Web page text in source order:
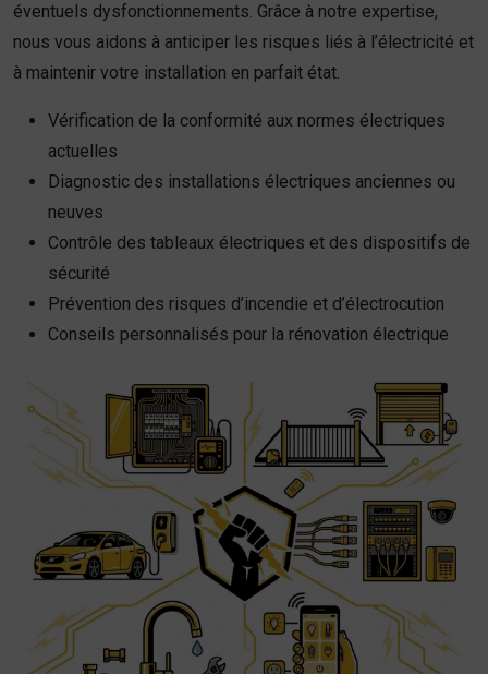
éventuels dysfonctionnements. Grâce à notre expertise,
nous vous aidons à anticiper les risques liés à l’électricité et
à maintenir votre installation en parfait état.
Vérification de la conformité aux normes électriques
actuelles
Diagnostic des installations électriques anciennes ou
neuves
Contrôle des tableaux électriques et des dispositifs de
sécurité
Prévention des risques d’incendie et d’électrocution
Conseils personnalisés pour la rénovation électrique